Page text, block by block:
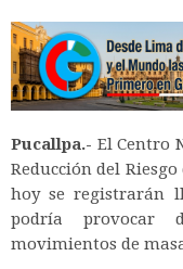
Pucallpa.- El Centro
Reducción del
hoy se registrarán
podría provocar
movimientos de